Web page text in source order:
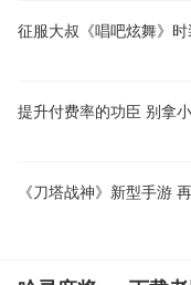
征服大叔《唱吧炫舞》
提升付费率的功臣 别拿
《刀塔战神》新型手游